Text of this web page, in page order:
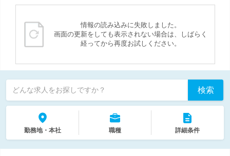
情報の読み込みに失敗しました。
画面の更新をしても表示されない場合は、しばらく
経ってから再度お試しください。
どんな求人をお探しですか？ 検索
勤務地・本社 職種 詳細条件